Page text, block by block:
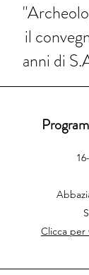
il
anni di
Clicca per